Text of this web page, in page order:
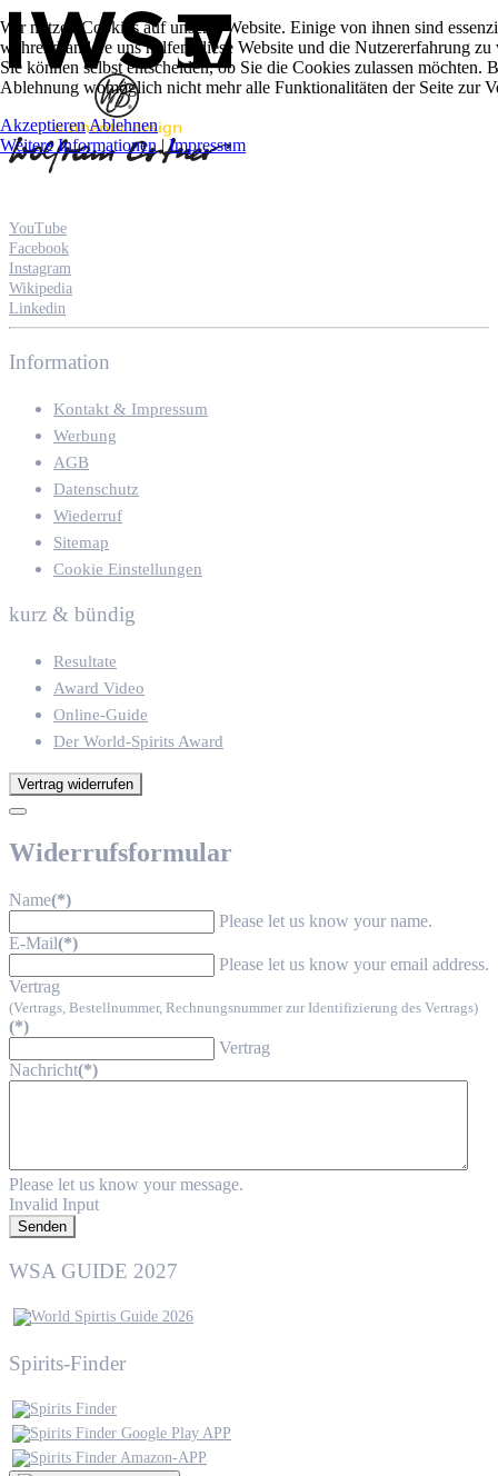
YouTube
Facebook
Instagram
Wikipedia
Linkedin
Information
Kontakt & Impressum
Werbung
AGB
Datenschutz
Wiederruf
Sitemap
Cookie Einstellungen
kurz & bündig
Resultate
Award Video
Online-Guide
Der World-Spirits Award
Vertrag widerrufen
Widerrufsformular
Name(*)
Please let us know your name.
E-Mail(*)
Please let us know your email address.
Vertrag
(Vertrags, Bestellnummer, Rechnungsnummer zur Identifizierung des Vertrags)
(*)
Vertrag
Nachricht(*)
Please let us know your message.
Invalid Input
Senden
WSA GUIDE 2027
Spirits-Finder
Wir nutzen Cookies auf unserer Website. Einige von ihnen sind
während andere uns helfen, diese Website und die Nutzererfahrung
Sie können selbst entscheiden, ob Sie die Cookies zulassen möchten.
Ablehnung womöglich nicht mehr alle Funktionalitäten der Seite zur
Akzeptieren Ablehnen
Weitere Informationen|Impressum